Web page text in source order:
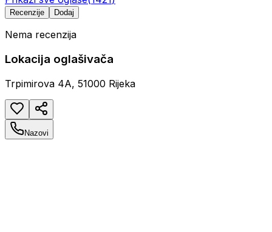
Recenzije Dodaj
Nema recenzija
Lokacija oglašivača
Trpimirova 4A, 51000 Rijeka
Nazovi